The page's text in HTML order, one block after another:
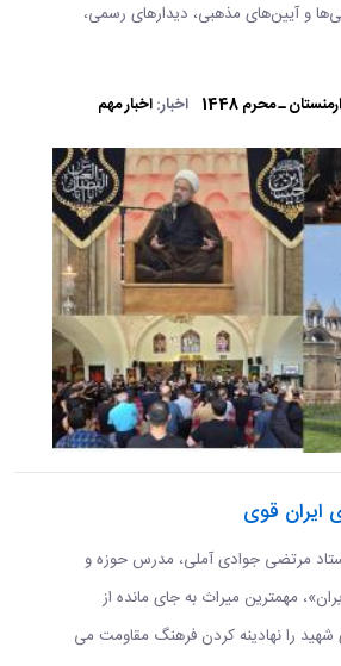
و آیین‌های مذهبی، دیدارهای رسمی،
ـ محرم 1448 اخبار:اخبار مهم
ایران قوی
مرتضی جوادی آملی، مدرس حوزه و
مهمترین میراث به جای مانده از
را نهادینه کردن فرهنگ مقاومت می